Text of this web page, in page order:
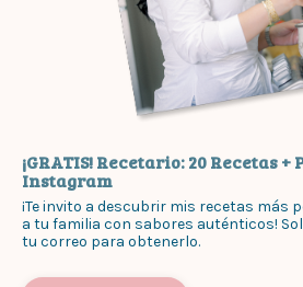
¡GRATIS! Recetario: 20 Recetas +
Instagram
¡Te invito a descubrir mis recetas más
a tu familia con sabores auténticos!
tu correo para obtenerlo.